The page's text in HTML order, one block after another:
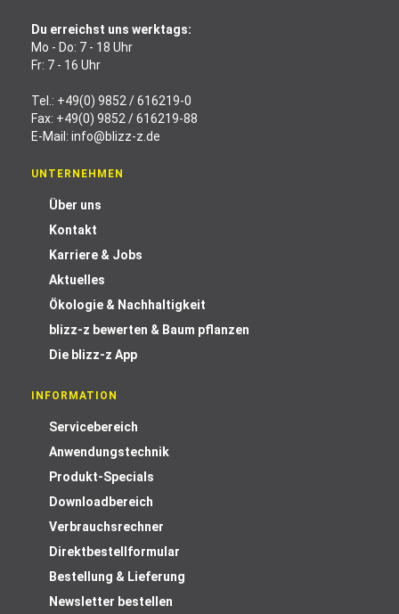
Du erreichst uns werktags:
Mo - Do: 7 - 18 Uhr
Fr: 7 - 16 Uhr
Tel.: +49(0) 9852 / 616219-0
Fax: +49(0) 9852 / 616219-88
E-Mail: info@blizz-z.de
UNTERNEHMEN
Über uns
Kontakt
Karriere & Jobs
Aktuelles
Ökologie & Nachhaltigkeit
blizz-z bewerten & Baum pflanzen
Die blizz-z App
INFORMATION
Servicebereich
Anwendungstechnik
Produkt-Specials
Downloadbereich
Verbrauchsrechner
Direktbestellformular
Bestellung & Lieferung
Newsletter bestellen